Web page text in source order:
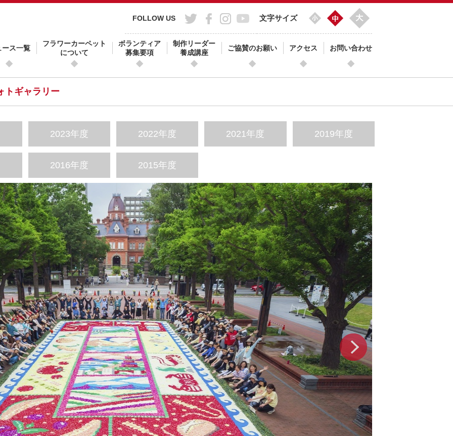
文字サイズ
FOLLOW US
ース一覧
フラワーカーペット
について
ボランティア
募集要項
制作リーダー
養成講座
ご協賛のお願い アクセス お問い合わせ
トギャラリー
2023年度 2022年度 2021年度 2019年度
2016年度 2015年度